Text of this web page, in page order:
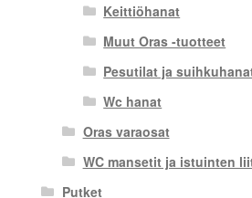
Keittiöhanat
Muut Oras -tuotteet
Pesutilat ja
Wc hanat
Oras varaosat
WC mansetit ja istuinten
Putket